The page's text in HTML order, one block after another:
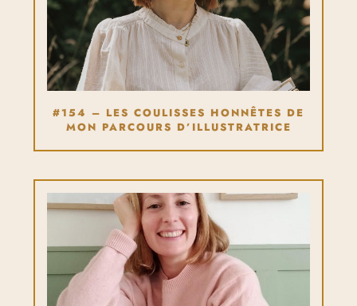
#154 – LES COULISSES HONNÊTES DE
MON PARCOURS D’ILLUSTRATRICE